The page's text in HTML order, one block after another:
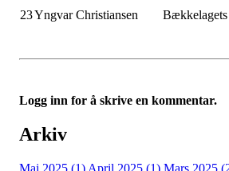
23Yngvar Christiansen Bækkelagets
Logg inn for å skrive en kommentar.
Arkiv
Mai 2025 (1) April 2025 (1) Mars 2025